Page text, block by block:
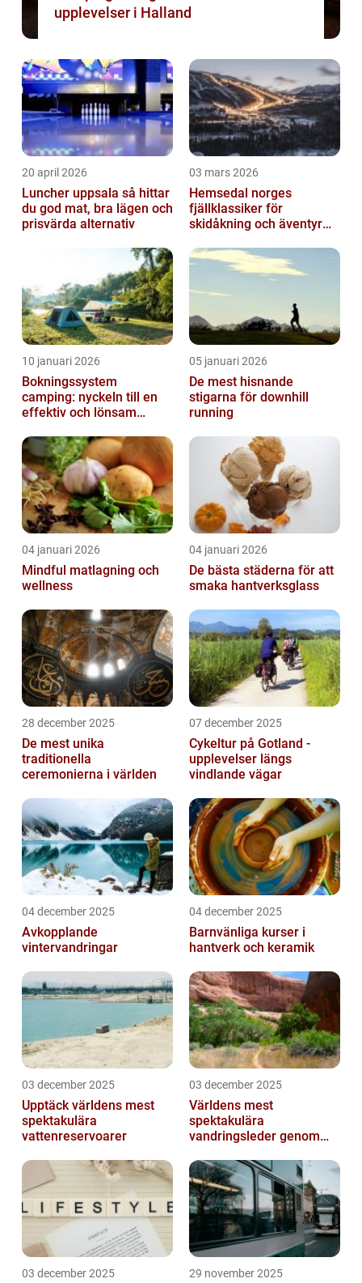
upplevelser i Halland
20 april 2026
Luncher uppsala så hittar
du god mat, bra lägen och
prisvärda alternativ
03 mars 2026
Hemsedal norges
fjällklassiker för
skidåkning och äventyr
10 januari 2026
Bokningssystem
camping: nyckeln till en
effektiv och lönsam
05 januari 2026
De mest hisnande
stigarna för downhill
running
04 januari 2026
Mindful matlagning och
wellness
04 januari 2026
De bästa städerna för att
smaka hantverksglass
28 december 2025
De mest unika
traditionella
ceremonierna i världen
07 december 2025
Cykeltur på Gotland -
upplevelser längs
vindlande vägar
04 december 2025
Avkopplande
vintervandringar
04 december 2025
Barnvänliga kurser i
hantverk och keramik
03 december 2025
Upptäck världens mest
spektakulära
vattenreservoarer
03 december 2025
Världens mest
spektakulära
vandringsleder genom
03 december 2025 29 november 2025